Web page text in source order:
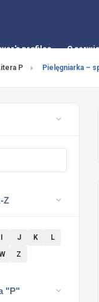
profiles O
P Pielęgniarka –
Z
J K
L
Z
"P"